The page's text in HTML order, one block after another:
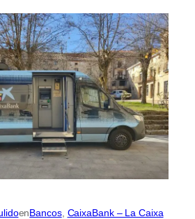
enBancos, CaixaBank – La Caixa